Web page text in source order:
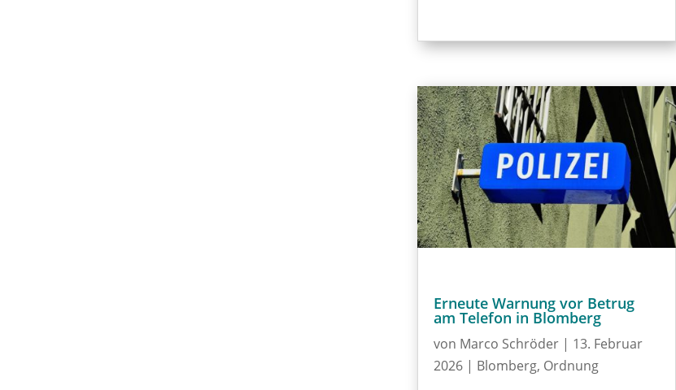
Erneute Warnung vor Betrug
am Telefon in Blomberg
von Marco Schröder| 13. Februar
2026| Blomberg, Ordnung